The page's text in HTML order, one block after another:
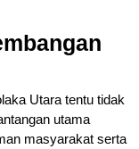
Utara tentu tidak
utama
masyarakat serta